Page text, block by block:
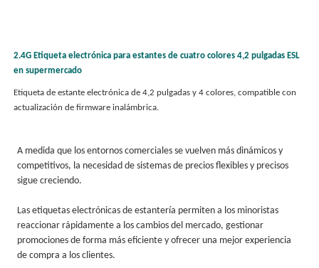
2.4G Etiqueta electrónica para estantes de cuatro colores 4,2 pulgadas ESL
en supermercado
Etiqueta de estante electrónica de 4,2 pulgadas y 4 colores, compatible con
actualización de firmware inalámbrica.
A medida que los entornos comerciales se vuelven más dinámicos y
competitivos, la necesidad de sistemas de precios flexibles y precisos
sigue creciendo.
Las etiquetas electrónicas de estantería permiten a los minoristas
reaccionar rápidamente a los cambios del mercado, gestionar
promociones de forma más eficiente y ofrecer una mejor experiencia
de compra a los clientes.